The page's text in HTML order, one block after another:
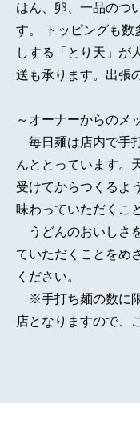
はん、卵、一品のつ
す。 トッピングも数
しする「とり天」が
送も承ります。出張
～オーナーからのメ
毎日麺は店内で手
んととっています。
受けてからつくるよ
味わっていただくこ
うどんのおいしさ
ていただくことをめ
ください。
※手打ち麺の数に
店となりますので、